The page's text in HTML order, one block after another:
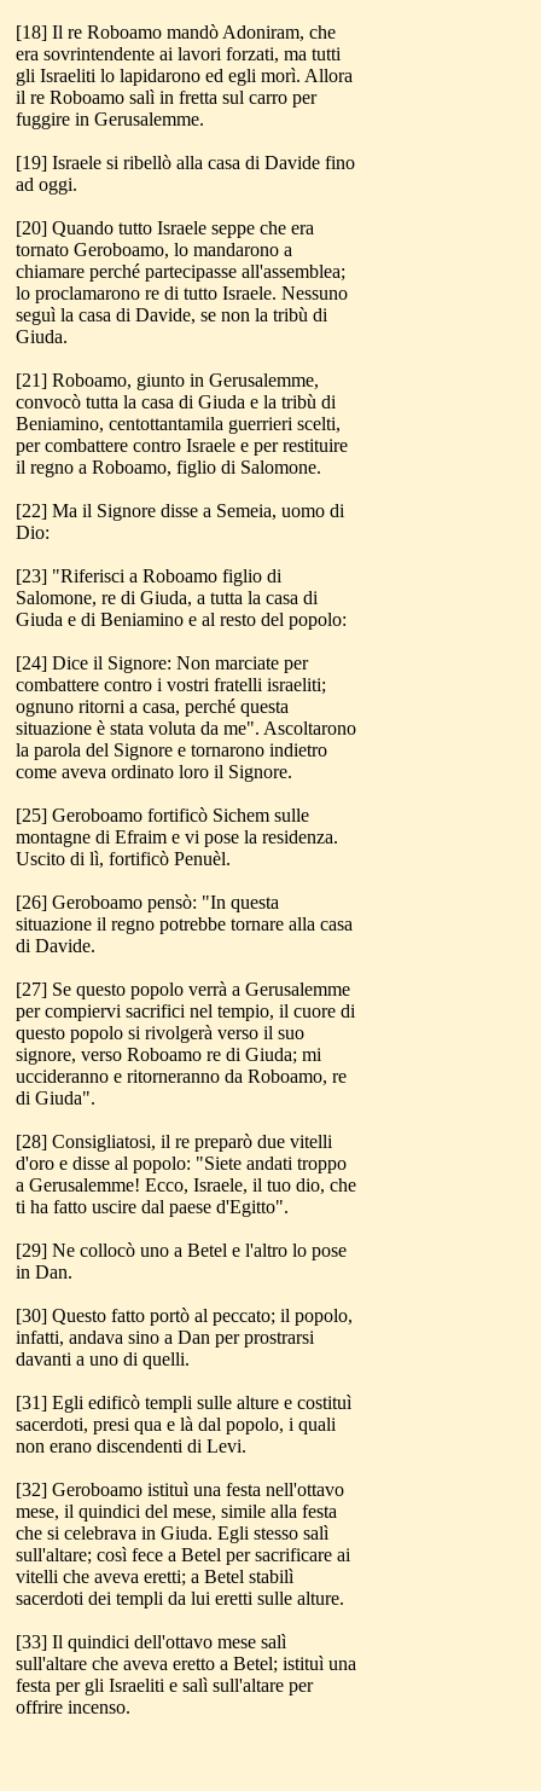
[18] Il re Roboamo mandò Adoniram, che
era sovrintendente ai lavori forzati, ma tutti
gli Israeliti lo lapidarono ed egli morì. Allora
il re Roboamo salì in fretta sul carro per
fuggire in Gerusalemme.
[19] Israele si ribellò alla casa di Davide fino
ad oggi.
[20] Quando tutto Israele seppe che era
tornato Geroboamo, lo mandarono a
chiamare perché partecipasse all'assemblea;
lo proclamarono re di tutto Israele. Nessuno
seguì la casa di Davide, se non la tribù di
Giuda.
[21] Roboamo, giunto in Gerusalemme,
convocò tutta la casa di Giuda e la tribù di
Beniamino, centottantamila guerrieri scelti,
per combattere contro Israele e per restituire
il regno a Roboamo, figlio di Salomone.
[22] Ma il Signore disse a Semeia, uomo di
Dio:
[23] "Riferisci a Roboamo figlio di
Salomone, re di Giuda, a tutta la casa di
Giuda e di Beniamino e al resto del popolo:
[24] Dice il Signore: Non marciate per
combattere contro i vostri fratelli israeliti;
ognuno ritorni a casa, perché questa
situazione è stata voluta da me". Ascoltarono
la parola del Signore e tornarono indietro
come aveva ordinato loro il Signore.
[25] Geroboamo fortificò Sichem sulle
montagne di Efraim e vi pose la residenza.
Uscito di lì, fortificò Penuèl.
[26] Geroboamo pensò: "In questa
situazione il regno potrebbe tornare alla casa
di Davide.
[27] Se questo popolo verrà a Gerusalemme
per compiervi sacrifici nel tempio, il cuore di
questo popolo si rivolgerà verso il suo
signore, verso Roboamo re di Giuda; mi
uccideranno e ritorneranno da Roboamo, re
di Giuda".
[28] Consigliatosi, il re preparò due vitelli
d'oro e disse al popolo: "Siete andati troppo
a Gerusalemme! Ecco, Israele, il tuo dio, che
ti ha fatto uscire dal paese d'Egitto".
[29] Ne collocò uno a Betel e l'altro lo pose
in Dan.
[30] Questo fatto portò al peccato; il popolo,
infatti, andava sino a Dan per prostrarsi
davanti a uno di quelli.
[31] Egli edificò templi sulle alture e costituì
sacerdoti, presi qua e là dal popolo, i quali
non erano discendenti di Levi.
[32] Geroboamo istituì una festa nell'ottavo
mese, il quindici del mese, simile alla festa
che si celebrava in Giuda. Egli stesso salì
sull'altare; così fece a Betel per sacrificare ai
vitelli che aveva eretti; a Betel stabilì
sacerdoti dei templi da lui eretti sulle alture.
[33] Il quindici dell'ottavo mese salì
sull'altare che aveva eretto a Betel; istituì una
festa per gli Israeliti e salì sull'altare per
offrire incenso.